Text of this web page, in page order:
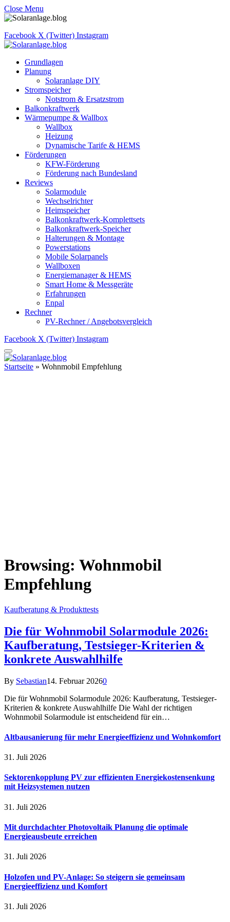
Close Menu
Facebook X (Twitter) Instagram
Grundlagen
Planung
Solaranlage DIY
Stromspeicher
Notstrom & Ersatzstrom
Balkonkraftwerk
Wärmepumpe & Wallbox
Wallbox
Heizung
Dynamische Tarife & HEMS
Förderungen
KFW-Förderung
Förderung nach Bundesland
Reviews
Solarmodule
Wechselrichter
Heimspeicher
Balkonkraftwerk-Komplettsets
Balkonkraftwerk-Speicher
Halterungen & Montage
Powerstations
Mobile Solarpanels
Wallboxen
Energiemanager & HEMS
Smart Home & Messgeräte
Erfahrungen
Enpal
Rechner
PV-Rechner / Angebotsvergleich
Facebook X (Twitter) Instagram
Startseite » Wohnmobil Empfehlung
Browsing: Wohnmobil
Empfehlung
Kaufberatung & Produkttests
Die für Wohnmobil Solarmodule 2026:
Kaufberatung, Testsieger-Kriterien &
konkrete Auswahlhilfe
By Sebastian14. Februar 20260
Die für Wohnmobil Solarmodule 2026: Kaufberatung, Testsieger-
Kriterien & konkrete Auswahlhilfe Die Wahl der richtigen
Wohnmobil Solarmodule ist entscheidend für ein…
Altbausanierung für mehr Energieeffizienz und Wohnkomfort
31. Juli 2026
Sektorenkopplung PV zur effizienten Energiekostensenkung
mit Heizsystemen nutzen
31. Juli 2026
Mit durchdachter Photovoltaik Planung die optimale
Energieausbeute erreichen
31. Juli 2026
Holzofen und PV-Anlage: So steigern sie gemeinsam
Energieeffizienz und Komfort
31. Juli 2026